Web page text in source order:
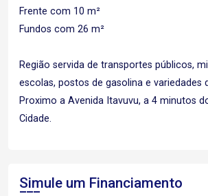
Frente com 10 m²
Fundos com 26 m²
Região servida de transportes públicos,
escolas, postos de gasolina e variedades
Proximo a Avenida Itavuvu, a 4 minutos
Cidade.
Simule um Financiamento